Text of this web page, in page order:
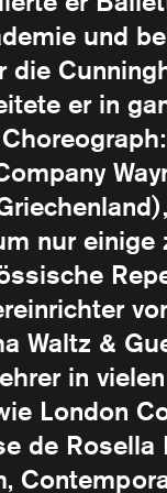
und
er in
nur einige
Waltz &
in
London
de